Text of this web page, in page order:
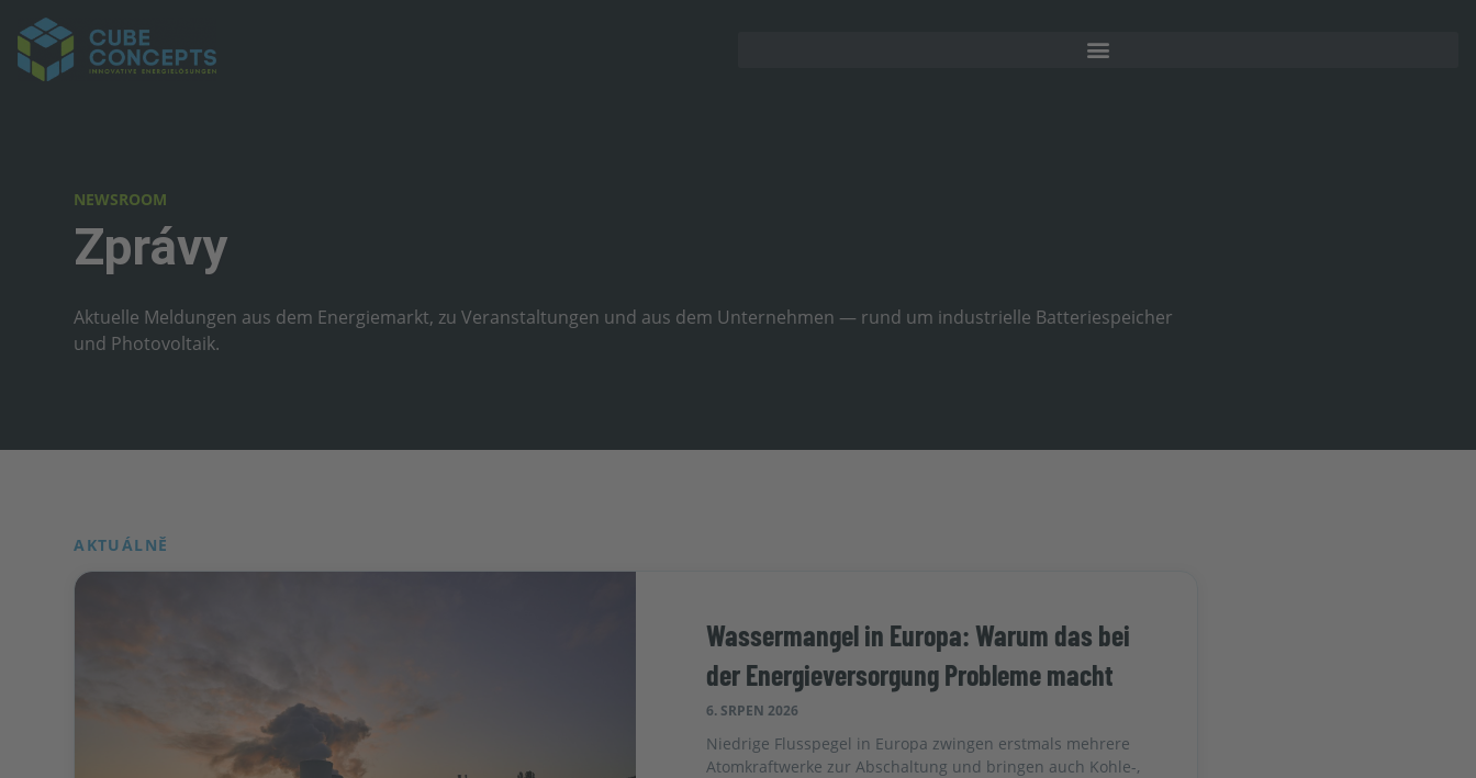
NEWSROOM
Zprávy
Aktuelle Meldungen aus dem Energiemarkt, zu Veranstaltungen und aus dem Unternehmen — rund um industrielle Batteriespeicher
und Photovoltaik.
AKTUÁLNĚ
Wassermangel in Europa: Warum das bei
der Energieversorgung Probleme macht
6. SRPEN 2026
Niedrige Flusspegel in Europa zwingen erstmals mehrere
Atomkraftwerke zur Abschaltung und bringen auch Kohle-,